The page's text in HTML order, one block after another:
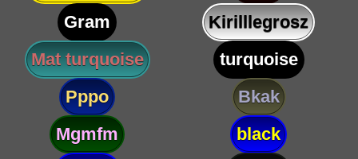
Gram
Kirilllegrosz
Mat turquoise
turquoise
Pppo
Bkak
Mgmfm
black